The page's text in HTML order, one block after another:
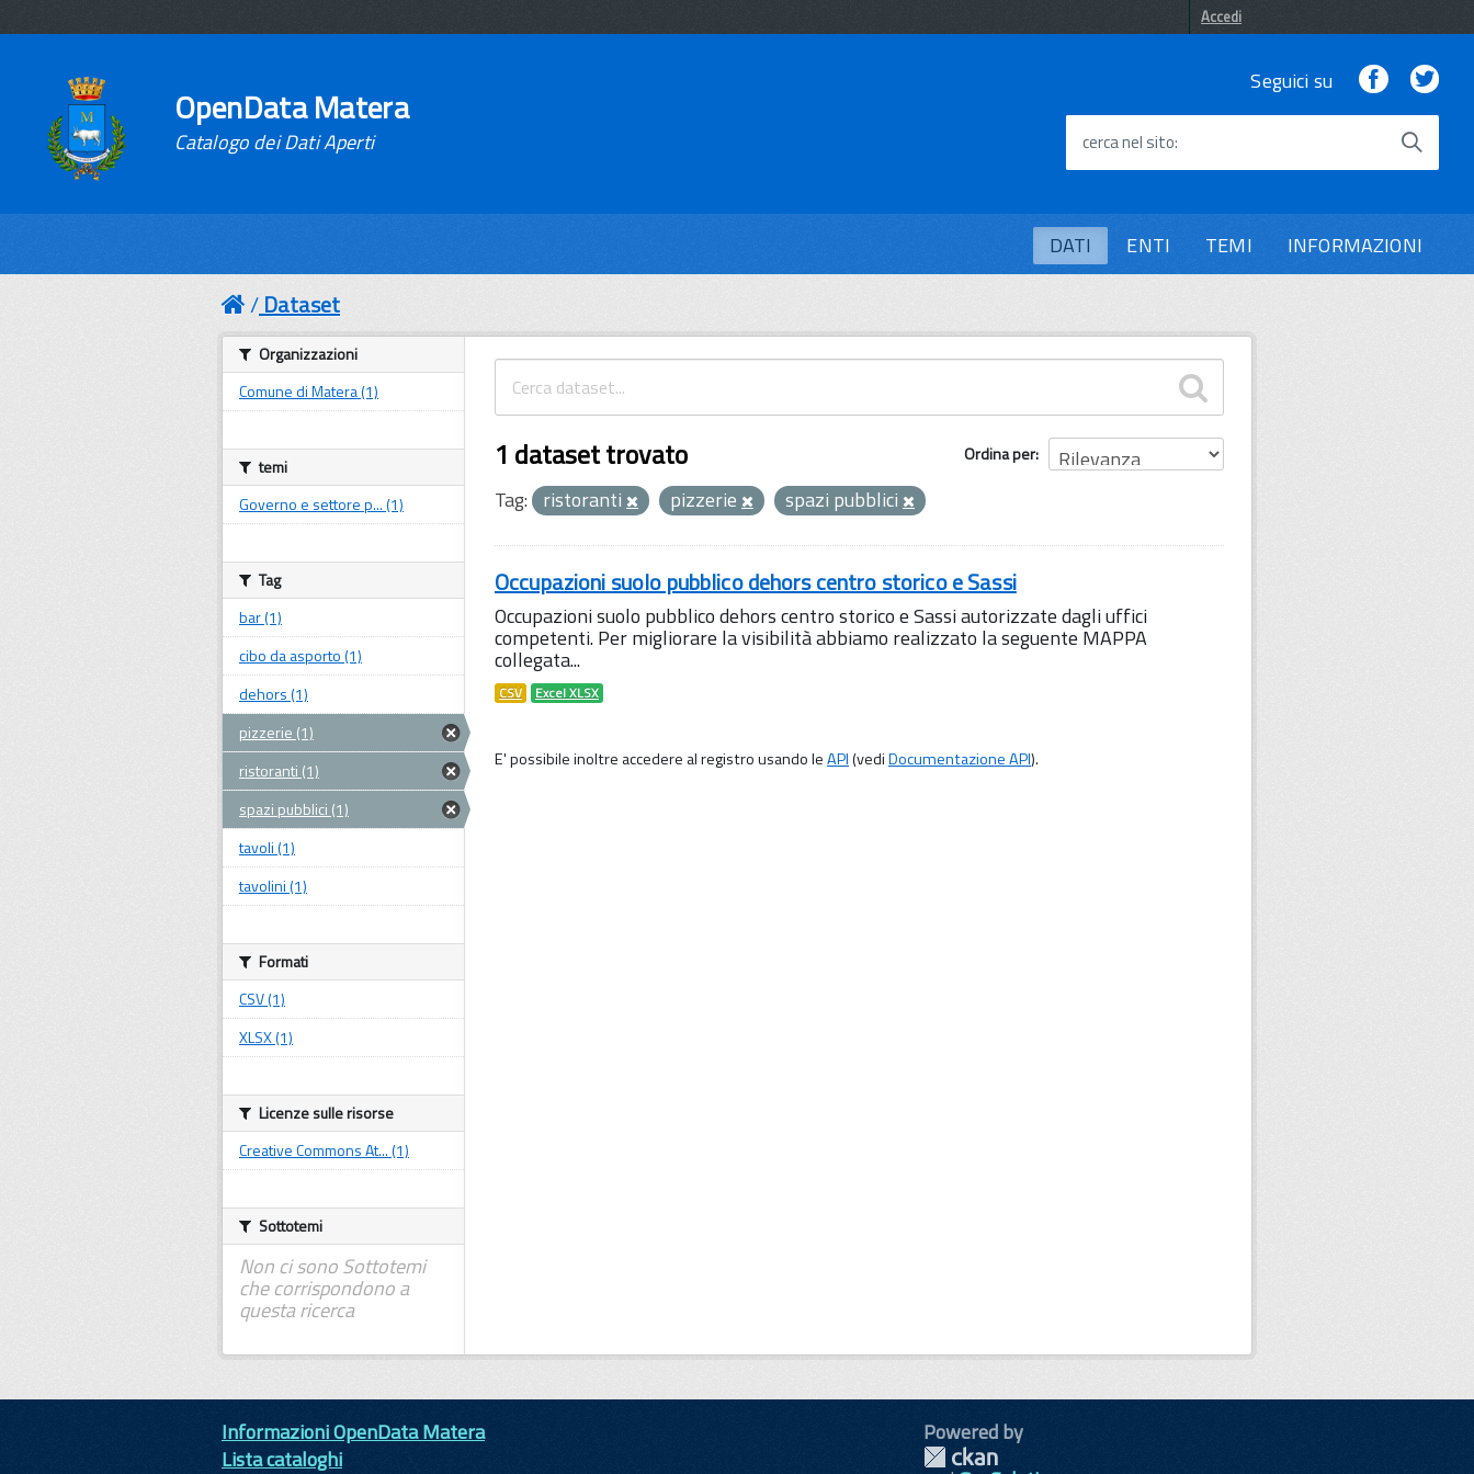
Accedi
OpenData Matera
Catalogo dei Dati Aperti
Seguici su Facebook
cerca nel sito
DATI ENTI TEMI INFORMAZIONI
Dataset
Ordina per
1 dataset trovato
Tag: ristoranti pizzerie spazi pubblici
Occupazioni suolo pubblico dehors centro storico e Sassi
Occupazioni suolo pubblico dehors centro storico e Sassi autorizzate dagli uffici
competenti. Per migliorare la visibilità abbiamo realizzato la seguente MAPPA
collegata...
CSV Excel XLSX
E' possibile inoltre accedere al registro usando leAPI(vediDocumentazione API).
Organizzazioni
Comune di Matera (1)
temi
Governo e settore p... (1)
Tag
bar (1)
cibo da asporto (1)
dehors (1)
pizzerie (1)
ristoranti (1)
spazi pubblici (1)
tavoli (1)
tavolini (1)
Formati
CSV (1)
XLSX (1)
Licenze sulle risorse
Creative Commons At... (1)
Sottotemi
Non ci sono Sottotemi
che corrispondono a
questa ricerca
Informazioni OpenData Matera
Lista cataloghi
Powered by